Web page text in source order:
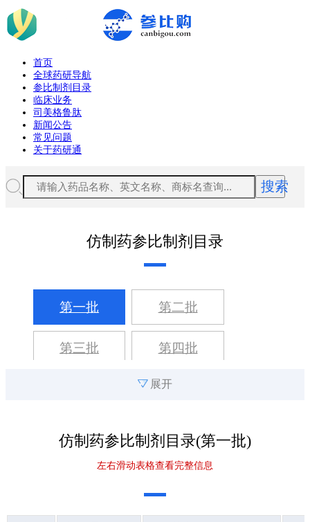
首页
全球药研导航
参比制剂目录
临床业务
司美格鲁肽
新闻公告
常见问题
关于药研通
搜索
仿制药参比制剂目录
第一批 第二批
第三批 第四批
第六批
第七批 第八批
第九批 第十批
第十一批 第十二批
展开
仿制药参比制剂目录(第一批)
左右滑动表格查看完整信息